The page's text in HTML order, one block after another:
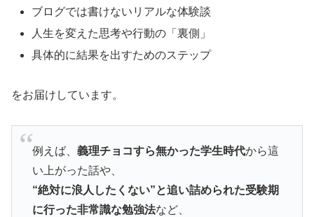
ブログでは書けないリアルな体験談
人生を変えた思考や行動の「裏側」
具体的に結果を出すためのステップ
をお届けしています。
例えば、 義理チョコすら無かった学生時代から這
い上がった話や、
“絶対に浪人したくない”と追い詰められた受験期
に行った非常識な勉強法など、